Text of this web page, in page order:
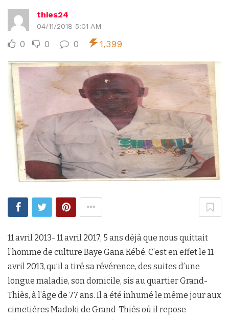
thies24
04/11/2018 5:01 AM
0 0 0 1,399
11 avril 2013- 11 avril 2017, 5 ans déjà que nous quittait
l’homme de culture Baye Gana Kébé. C’est en effet le 11
avril 2013, qu’il a tiré sa révérence, des suites d’une
longue maladie, son domicile, sis au quartier Grand-
Thiès, à l’âge de 77 ans. Il a été inhumé le même jour aux
cimetières Madoki de Grand-Thiès où il repose